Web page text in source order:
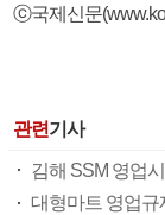
ⓒ국제신문
관련기사
김해 SSM 영업
대형마트 영업규